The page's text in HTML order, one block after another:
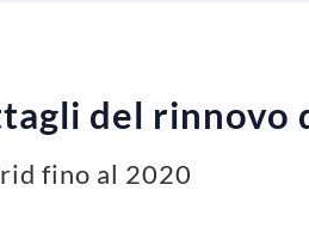
del rinnovo
fino al 2020